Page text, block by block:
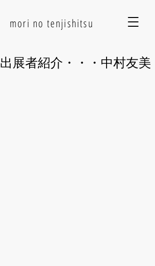
mori no tenjishitsu
出展者紹介・・・中村友美